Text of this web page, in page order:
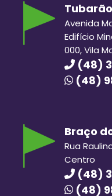
Avenida
Edifício
000, Vila
(48)
(48)
Braço
Rua
Centro
(48)
(48)